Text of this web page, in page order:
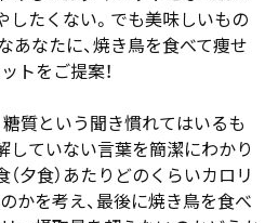
したくない。でも美味しいもの
あなたに、焼き鳥を食べて痩せ
トをご提案！
糖質という聞き慣れてはいるも
していない言葉を簡潔にわかり
夕食）あたりどのくらいカロリ
かを考え、最後に焼き鳥を食べ